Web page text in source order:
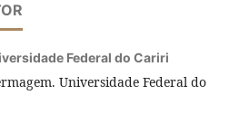
Federal do Cariri
Universidade Federal do